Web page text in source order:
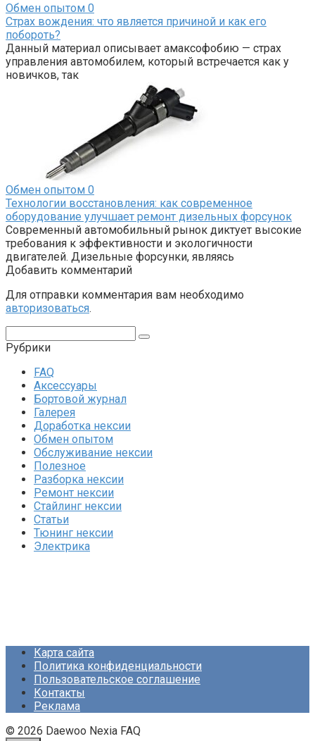
Обмен опытом 0
Страх вождения: что является причиной и как его
побороть?
Данный материал описывает амаксофобию — страх
управления автомобилем, который встречается как у
новичков, так
Обмен опытом 0
Технологии восстановления: как современное
оборудование улучшает ремонт дизельных форсунок
Современный автомобильный рынок диктует высокие
требования к эффективности и экологичности
двигателей. Дизельные форсунки, являясь
Добавить комментарий
Для отправки комментария вам необходимо
авторизоваться.
Рубрики
FAQ
Аксессуары
Бортовой журнал
Галерея
Доработка нексии
Обмен опытом
Обслуживание нексии
Полезное
Разборка нексии
Ремонт нексии
Стайлинг нексии
Статьи
Тюнинг нексии
Электрика
Карта сайта
Политика конфиденциальности
Пользовательское соглашение
Контакты
Реклама
© 2026 Daewoo Nexia FAQ